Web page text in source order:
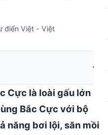
điển Việt - Việt
Cực là loài gấu lớn
Bắc Cực với bộ
năng bơi lội, săn mồi